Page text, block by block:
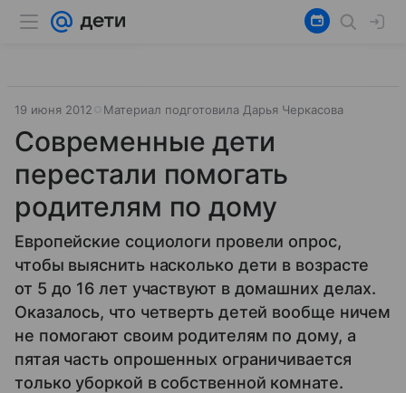
19 июня 2012 Материал подготовила Дарья Черкасова
Современные дети
перестали помогать
родителям по дому
Европейские социологи провели опрос,
чтобы выяснить насколько дети в возрасте
от 5 до 16 лет участвуют в домашних делах.
Оказалось, что четверть детей вообще ничем
не помогают своим родителям по дому, а
пятая часть опрошенных ограничивается
только уборкой в собственной комнате.